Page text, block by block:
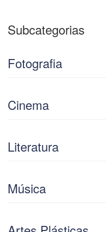
Subcategorias
Fotografia
Cinema
Literatura
Música